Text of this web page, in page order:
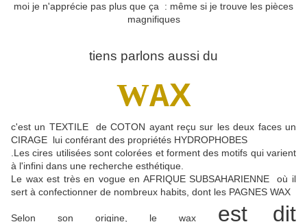
moi je n'apprécie pas plus que ça : même si je trouve les pièces
magnifiques
tiens parlons aussi du
WAX
c'est un TEXTILE de COTON ayant reçu sur les deux faces un
CIRAGE lui conférant des propriétés HYDROPHOBES
.Les cires utilisées sont colorées et forment des motifs qui varient
à l'infini dans une recherche esthétique.
Le wax est très en vogue en AFRIQUE SUBSAHARIENNE où il
sert à confectionner de nombreux habits, dont les PAGNES WAX
Selon son origine, le wax est dit